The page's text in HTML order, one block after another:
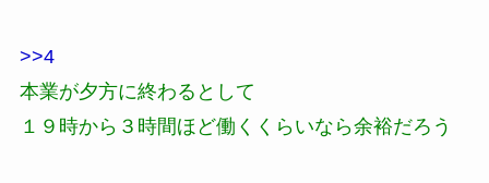
>>4
本業が夕方に終わるとして
１９時から３時間ほど働くくらいなら余裕だろう